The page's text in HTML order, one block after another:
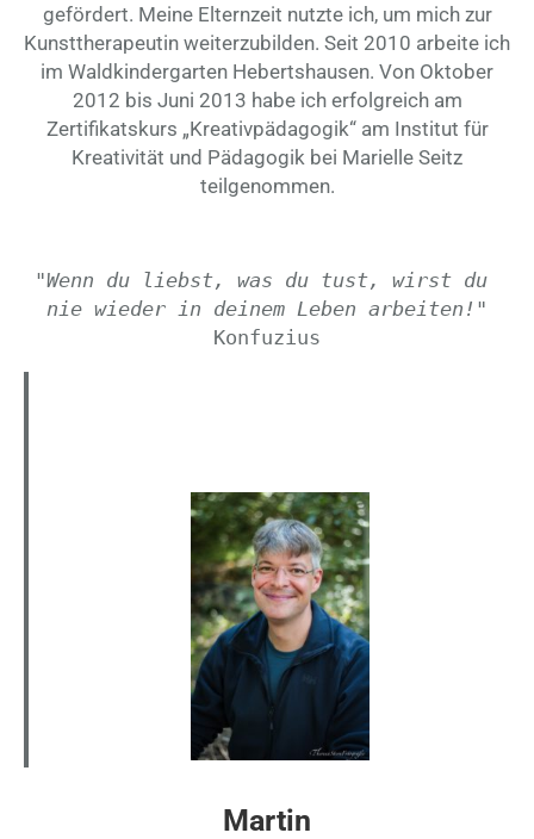
gefördert. Meine Elternzeit nutzte ich, um mich zur
Kunsttherapeutin weiterzubilden. Seit 2010 arbeite ich
im Waldkindergarten Hebertshausen. Von Oktober
2012 bis Juni 2013 habe ich erfolgreich am
Zertifikatskurs „Kreativpädagogik“ am Institut für
Kreativität und Pädagogik bei Marielle Seitz
teilgenommen.
"Wenn du liebst, was du tust, wirst du
nie wieder in deinem Leben arbeiten! "
Konfuzius
Martin